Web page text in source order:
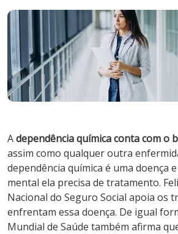
Adependência química conta com o
assim como qualquer outra
dependência química é uma doença
mental ela precisa de tratamento.
Nacional do Seguro Social apoia os
enfrentam essa doença. De igual
Mundial de Saúde também afirma